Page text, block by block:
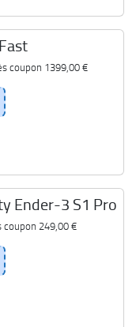
coupon 1399,00 €
Ender-3 S1 Pro
coupon 249,00 €